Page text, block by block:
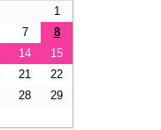
1
7
8
14
15
21
22
28
29